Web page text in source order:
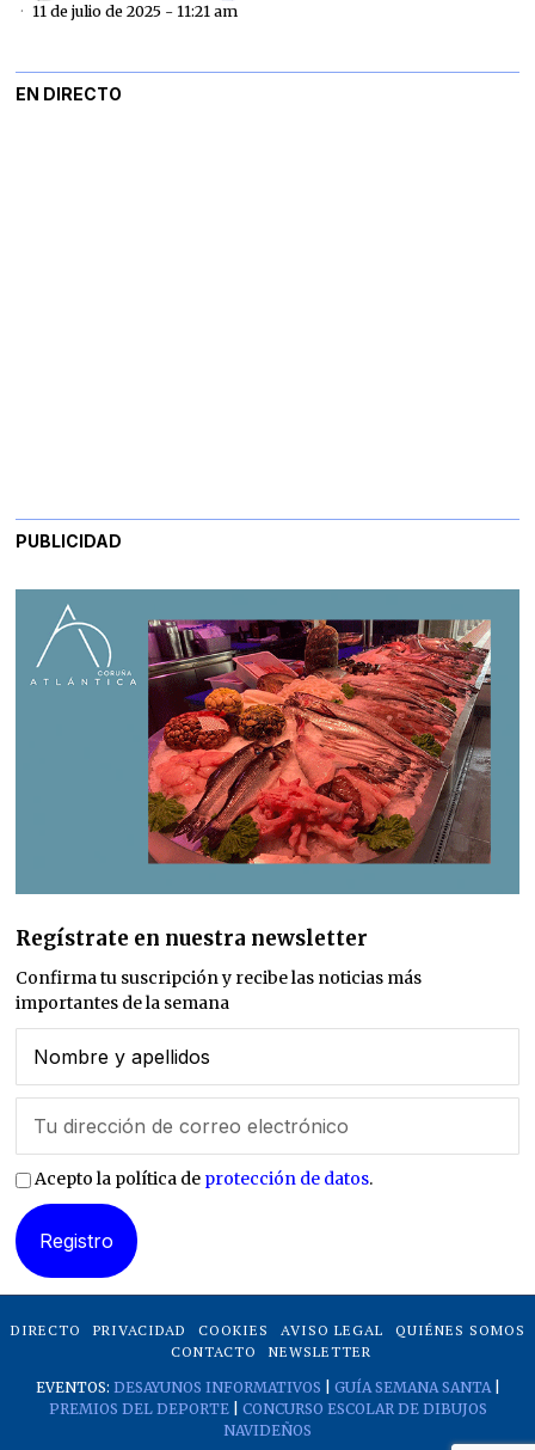
11 de julio de 2025 - 11:21 am
EN DIRECTO
PUBLICIDAD
Regístrate en nuestra newsletter
Confirma tu suscripción y recibe las noticias más
importantes de la semana
Acepto la política de protección de datos.
DIRECTO PRIVACIDAD COOKIES AVISO LEGAL
QUIÉNES SOMOS
CONTACTO
NEWSLETTER
EVENTOS: DESAYUNOS INFORMATIVOS GUÍA SEMANA SANTA|
PREMIOS DEL DEPORTE| CONCURSO ESCOLAR DE DIBUJOS
NAVIDEÑOS